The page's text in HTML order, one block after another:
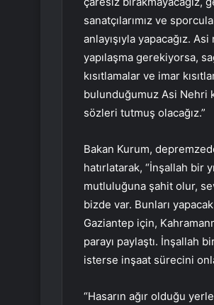
sanatçılarımız ve
anlayışıyla yapacağız.
yapılaşma gerekiyorsa,
kısıtlamalar ve imar
bulunduğumuz Asi Nehri
sözleri tutmuş olacağız.”
Bakan Kurum,
hatırlatarak, “İnşallah bir
mutluluğuna şahit olur,
bizde var. Bunları
Gaziantep için,
parayı paylaştı. İnşallah
isterse inşaat sürecini
“Hasarın ağır olduğu